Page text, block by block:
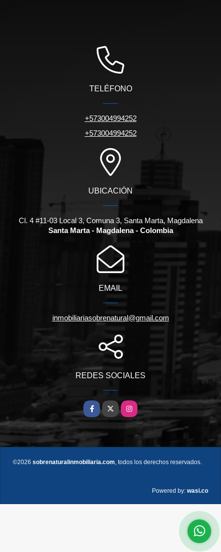
TELÉFONO
+573004994252
+573004994252
UBICACIÓN
Cl. 4 #11-03 Local 3, Comuna 3, Santa Marta, Magdalena
Santa Marta - Magdalena - Colombia
EMAIL
inmobiliariasobrenatural@gmail.com
REDES SOCIALES
Facebook
X Instagram
©2026 sobrenaturalinmobiliaria.com, todos los derechos reservados.
Powered by: wasi.co